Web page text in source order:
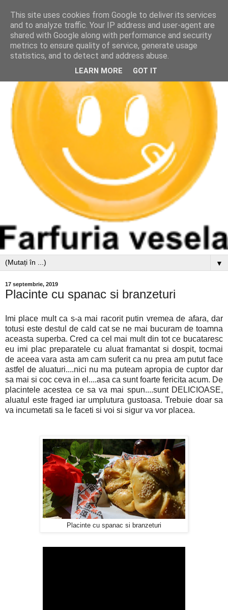
▼
17 septembrie, 2019
Placinte cu spanac si branzeturi
Imi place mult ca s-a mai racorit putin vremea de afara, dar
totusi este destul de cald cat se ne mai bucuram de toamna
aceasta superba. Cred ca cel mai mult din tot ce bucataresc
eu imi plac preparatele cu aluat framantat si dospit, tocmai
de aceea vara asta am cam suferit ca nu prea am putut face
astfel de aluaturi....nici nu ma puteam apropia de cuptor dar
sa mai si coc ceva in el....asa ca sunt foarte fericita acum. De
placintele acestea ce sa va mai spun....sunt DELICIOASE,
aluatul este fraged iar umplutura gustoasa. Trebuie doar sa
va incumetati sa le faceti si voi si sigur va vor placea.
Placinte cu spanac si branzeturi
This site uses cookies from Google to deliver its services
and to analyze traffic. Your IP address and user-agent are
shared with Google along with performance and security
metrics to ensure quality of service, generate usage
statistics, and to detect and address abuse.
LEARN MORE GOT IT